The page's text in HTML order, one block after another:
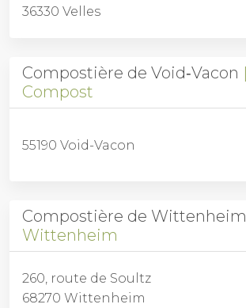
36330 Velles
Compostière de Void‑Vacon
Compost
55190 Void-Vacon
Compostière de Wittenheim
Wittenheim
260, route de Soultz
68270 Wittenheim